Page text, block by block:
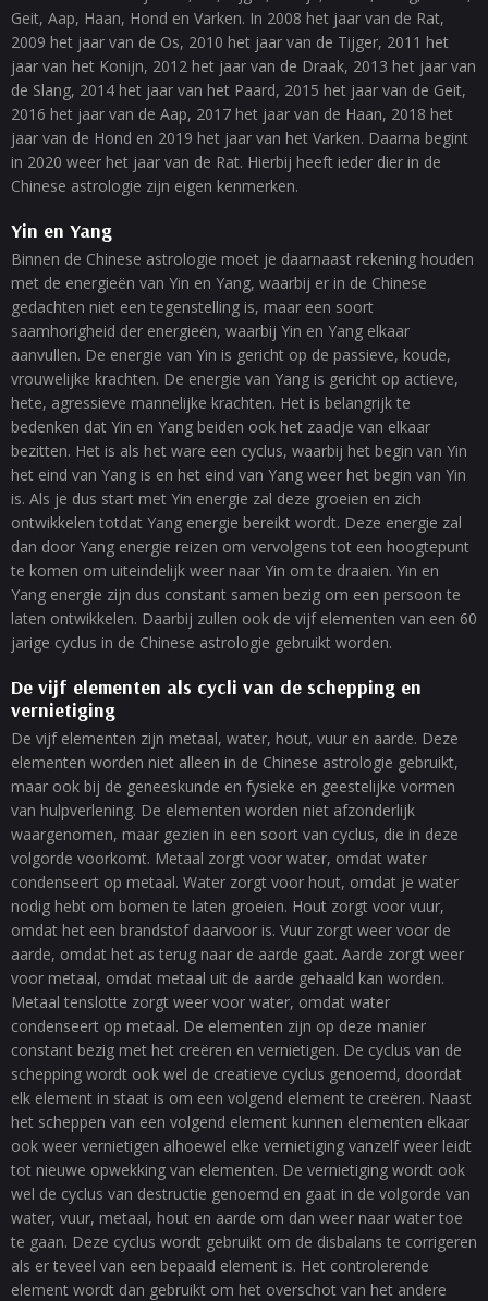
Geit, Aap, Haan, Hond en Varken. In 2008 het jaar van de Rat,
2009 het jaar van de Os, 2010 het jaar van de Tijger, 2011 het
jaar van het Konijn, 2012 het jaar van de Draak, 2013 het jaar van
de Slang, 2014 het jaar van het Paard, 2015 het jaar van de Geit,
2016 het jaar van de Aap, 2017 het jaar van de Haan, 2018 het
jaar van de Hond en 2019 het jaar van het Varken. Daarna begint
in 2020 weer het jaar van de Rat. Hierbij heeft ieder dier in de
Chinese astrologie zijn eigen kenmerken.
Yin en Yang
Binnen de Chinese astrologie moet je daarnaast rekening houden
met de energieën van Yin en Yang, waarbij er in de Chinese
gedachten niet een tegenstelling is, maar een soort
saamhorigheid der energieën, waarbij Yin en Yang elkaar
aanvullen. De energie van Yin is gericht op de passieve, koude,
vrouwelijke krachten. De energie van Yang is gericht op actieve,
hete, agressieve mannelijke krachten. Het is belangrijk te
bedenken dat Yin en Yang beiden ook het zaadje van elkaar
bezitten. Het is als het ware een cyclus, waarbij het begin van Yin
het eind van Yang is en het eind van Yang weer het begin van Yin
is. Als je dus start met Yin energie zal deze groeien en zich
ontwikkelen totdat Yang energie bereikt wordt. Deze energie zal
dan door Yang energie reizen om vervolgens tot een hoogtepunt
te komen om uiteindelijk weer naar Yin om te draaien. Yin en
Yang energie zijn dus constant samen bezig om een persoon te
laten ontwikkelen. Daarbij zullen ook de vijf elementen van een 60
jarige cyclus in de Chinese astrologie gebruikt worden.
De vijf elementen als cycli van de schepping en
vernietiging
De vijf elementen zijn metaal, water, hout, vuur en aarde. Deze
elementen worden niet alleen in de Chinese astrologie gebruikt,
maar ook bij de geneeskunde en fysieke en geestelijke vormen
van hulpverlening. De elementen worden niet afzonderlijk
waargenomen, maar gezien in een soort van cyclus, die in deze
volgorde voorkomt. Metaal zorgt voor water, omdat water
condenseert op metaal. Water zorgt voor hout, omdat je water
nodig hebt om bomen te laten groeien. Hout zorgt voor vuur,
omdat het een brandstof daarvoor is. Vuur zorgt weer voor de
aarde, omdat het as terug naar de aarde gaat. Aarde zorgt weer
voor metaal, omdat metaal uit de aarde gehaald kan worden.
Metaal tenslotte zorgt weer voor water, omdat water
condenseert op metaal. De elementen zijn op deze manier
constant bezig met het creëren en vernietigen. De cyclus van de
schepping wordt ook wel de creatieve cyclus genoemd, doordat
elk element in staat is om een volgend element te creëren. Naast
het scheppen van een volgend element kunnen elementen elkaar
ook weer vernietigen alhoewel elke vernietiging vanzelf weer leidt
tot nieuwe opwekking van elementen. De vernietiging wordt ook
wel de cyclus van destructie genoemd en gaat in de volgorde van
water, vuur, metaal, hout en aarde om dan weer naar water toe
te gaan. Deze cyclus wordt gebruikt om de disbalans te corrigeren
als er teveel van een bepaald element is. Het controlerende
element wordt dan gebruikt om het overschot van het andere